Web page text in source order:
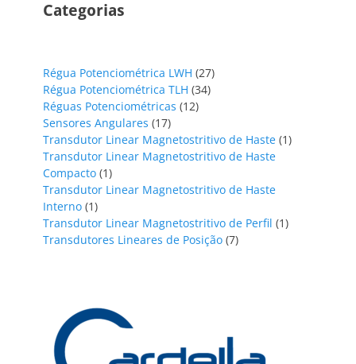
Categorias
Régua Potenciométrica LWH 2727
Régua Potenciométrica TLH 3434
Réguas Potenciométricas 1212
Sensores Angulares 1717
produtos
Transdutor Linear Magnetostritivo de Haste 11
Transdutor Linear Magnetostritivo de Haste
Compacto 11
produto
Transdutor Linear Magnetostritivo de Haste
Interno 11
produto
Transdutor Linear Magnetostritivo de Perfil 11
Transdutores Lineares de Posição 77